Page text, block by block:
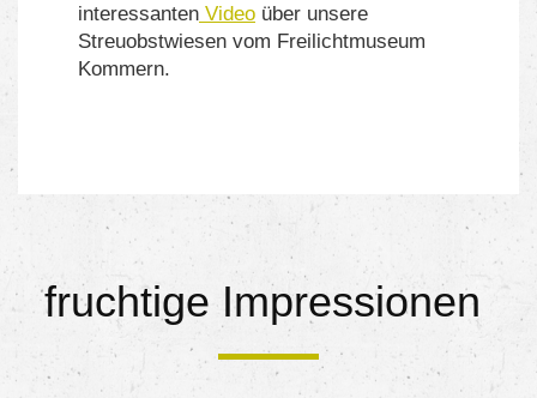
interessanten Video über unsere
Streuobstwiesen vom Freilichtmuseum
Kommern.
fruchtige Impressionen